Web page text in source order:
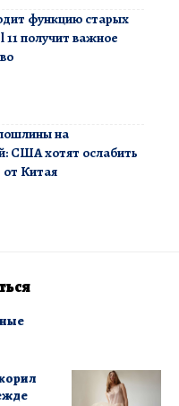
функцию старых
11 получит важное
на
США хотят ослабить
от Китая